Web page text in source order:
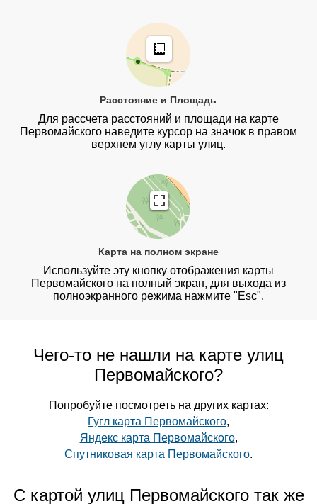
Расстояние и Площадь
Для рассчета расстояний и площади на карте
Первомайского наведите курсор на значок в правом
верхнем углу карты улиц.
Карта на полном экране
Используйте эту кнопку отображения карты
Первомайского на полный экран, для выхода из
полноэкранного режима нажмите "Esc".
Чего-то не нашли на карте улиц
Первомайского?
Попробуйте посмотреть на других картах:
Гугл карта Первомайского,
Яндекс карта Первомайского,
Спутниковая карта Первомайского.
С картой улиц Первомайского так же